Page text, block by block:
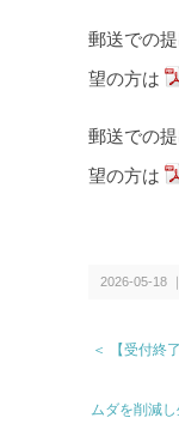
郵送での
望の方は
郵送での
望の方は
2026-05-18
＜ 【受付終
ムダを削減